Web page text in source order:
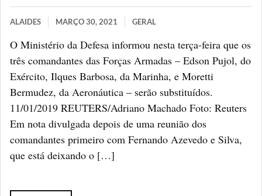
ALAIDES MARÇO 30, 2021 GERAL
O Ministério da Defesa informou nesta terça-feira que os
três comandantes das Forças Armadas – Edson Pujol, do
Exército, Ilques Barbosa, da Marinha, e Moretti
Bermudez, da Aeronáutica – serão substituídos.
11/01/2019 REUTERS/Adriano Machado Foto: Reuters
Em nota divulgada depois de uma reunião dos
comandantes primeiro com Fernando Azevedo e Silva,
que está deixando o […]